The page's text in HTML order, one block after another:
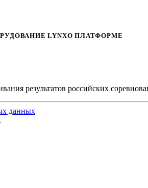
LYNXО ПЛАТФОРМЕ
результатов российских
данных